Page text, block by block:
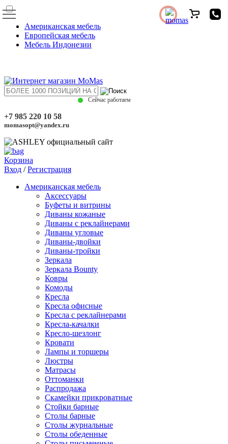
Американская мебель
Европейская мебель
Мебель Индонезии
Сейчас работаем
+7 985 220 10 58
momasopt@yandex.ru
Корзина
Вход /Регистрация
Американская мебель
Аксессуары
Буфеты и витрины
Диваны кожаные
Диваны с реклайнерами
Диваны угловые
Диваны-двойки
Диваны-тройки
Зеркала
Зеркала Bounty
Ковры
Комоды
Кресла
Кресла офисные
Кресла с реклайнерами
Кресла-качалки
Кресло-шезлонг
Кровати
Лампы и торшеры
Люстры
Матрасы
Оттоманки
Распродажа
Скамейки прикроватные
Стойки барные
Столы барные
Столы журнальные
Столы обеденные